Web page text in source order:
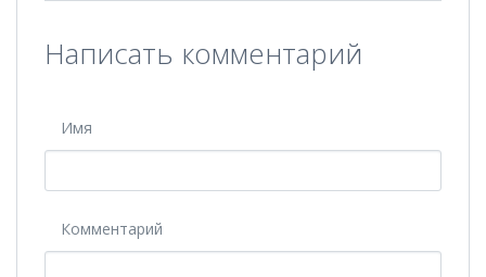
Написать комментарий
Имя
Комментарий